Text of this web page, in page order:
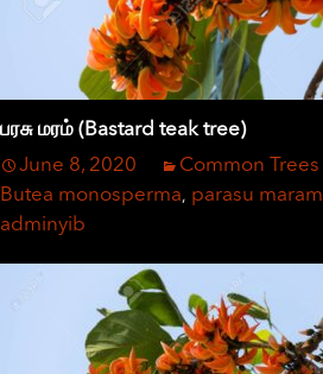
பரசு மரம் (Bastard teak tree)
June 8, 2020
Common Trees
Butea monosperma, parasu maram
adminyib